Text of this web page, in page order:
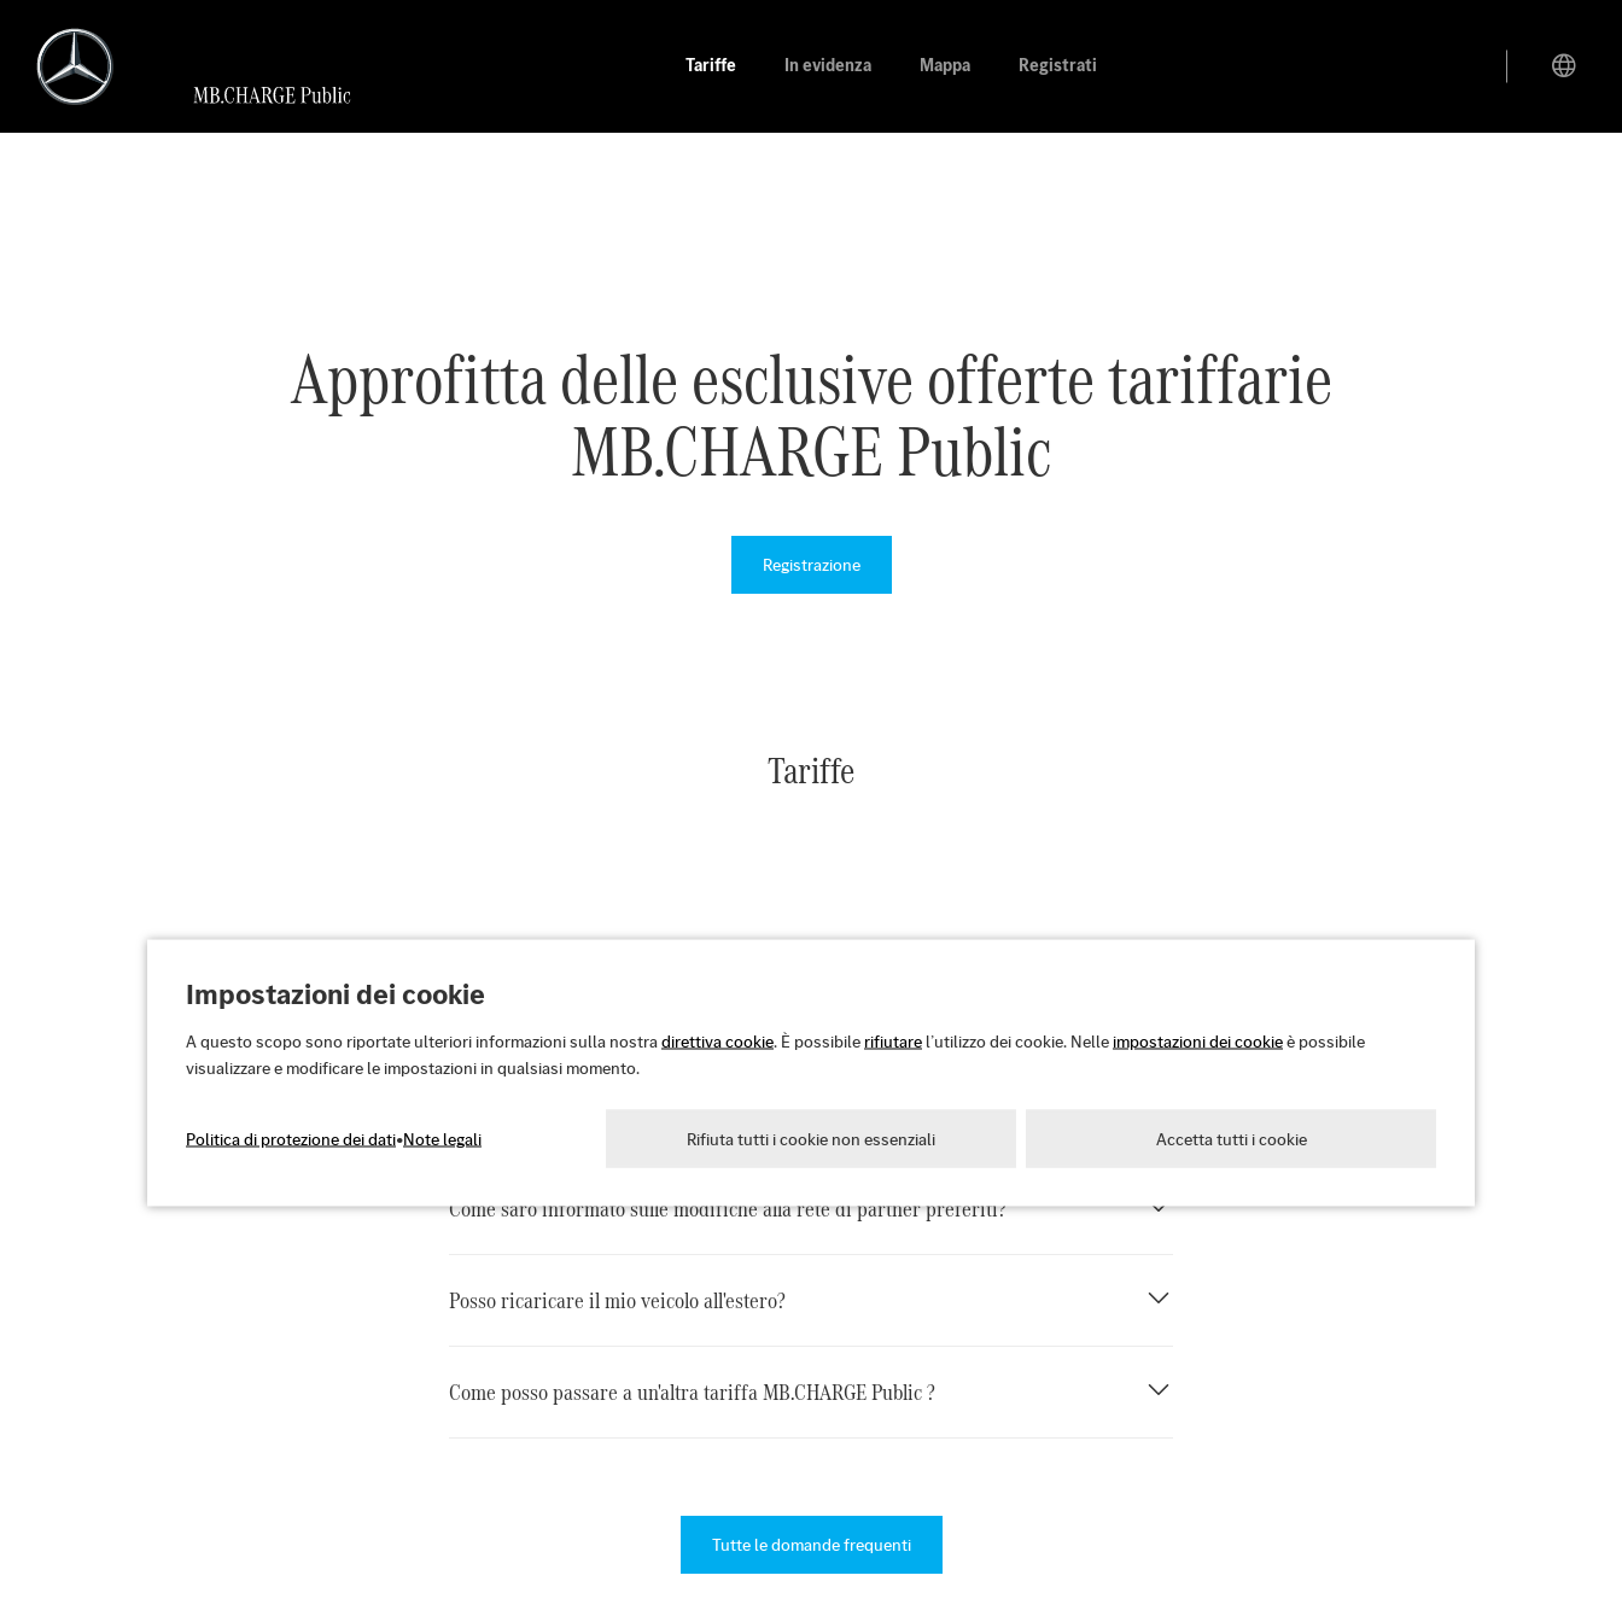
Tariffe In evidenza Mappa Registrati
Approfitta delle esclusive offerte tariffarie
MB.CHARGE Public
Registrazione
Tariffe
Come sarò informato sulle modifiche alla rete di partner preferiti?
Posso ricaricare il mio veicolo all'estero?
Come posso passare a un'altra tariffa MB.CHARGE Public ?
Tutte le domande frequenti
Impostazioni dei cookie
A questo scopo sono riportate ulteriori informazioni sulla nostradirettiva cookie. È possibile rifiutare l’utilizzo dei cookie. Nelle impostazioni dei cookieè possibile
visualizzare e modificare le impostazioni in qualsiasi momento.
Rifiuta tutti i cookie non essenziali Accetta tutti i cookie
Politica di protezione dei dati•Note legali